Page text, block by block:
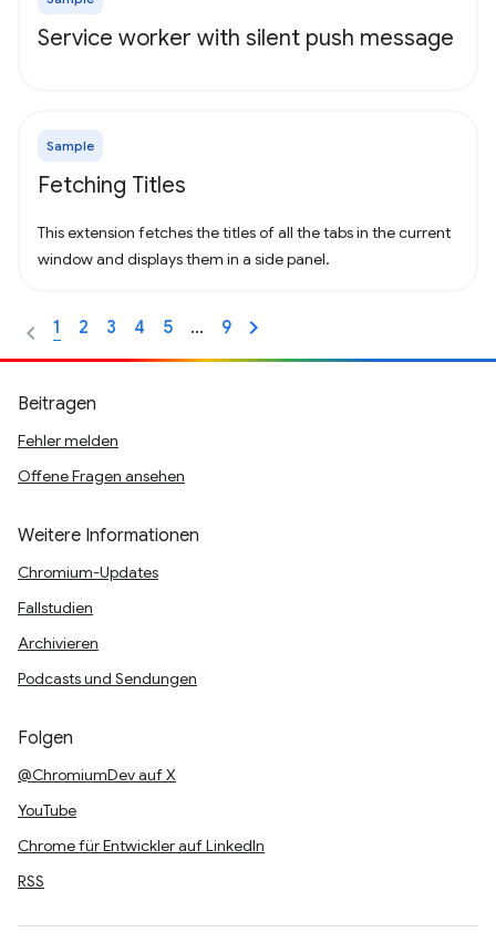
Service worker with silent push message
Sample
Fetching Titles
This extension fetches the titles of all the tabs in the current
window and displays them in a side panel.
1 2 3 4 5 … 9
Beitragen
Fehler melden
Offene Fragen ansehen
Weitere Informationen
Chromium-Updates
Fallstudien
Archivieren
Podcasts und Sendungen
Folgen
@ChromiumDev auf X
YouTube
Chrome für Entwickler auf LinkedIn
RSS